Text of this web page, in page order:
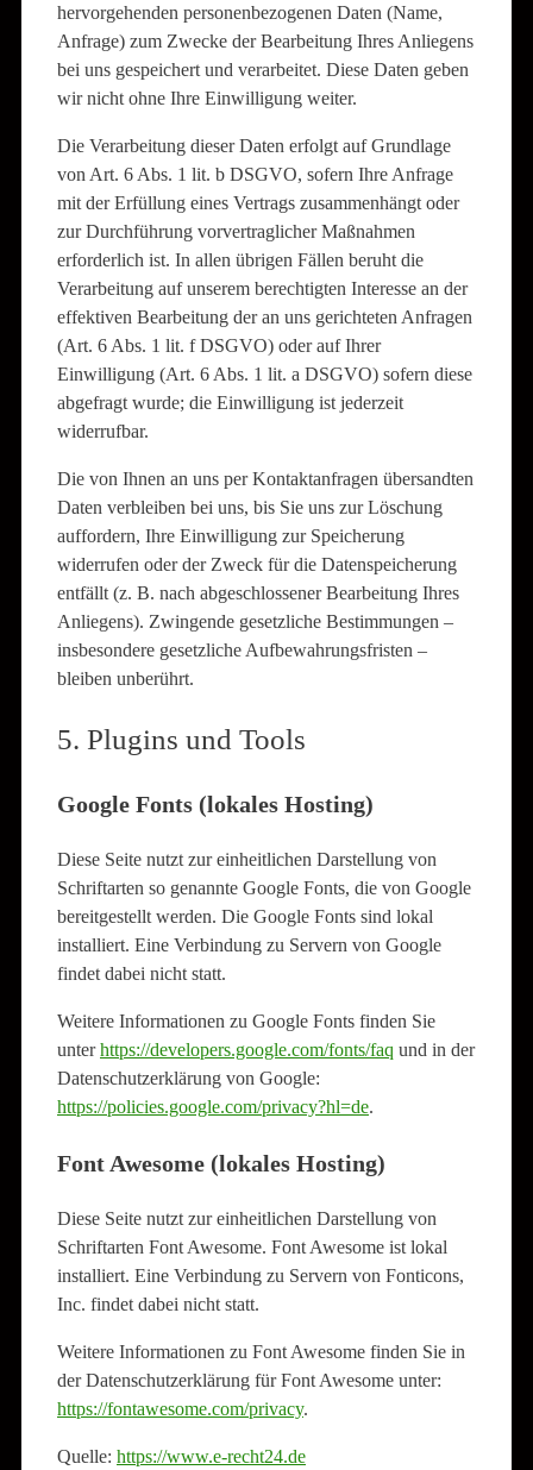
hervorgehenden personenbezogenen Daten (Name,
Anfrage) zum Zwecke der Bearbeitung Ihres Anliegens
bei uns gespeichert und verarbeitet. Diese Daten geben
wir nicht ohne Ihre Einwilligung weiter.
Die Verarbeitung dieser Daten erfolgt auf Grundlage
von Art. 6 Abs. 1 lit. b DSGVO, sofern Ihre Anfrage
mit der Erfüllung eines Vertrags zusammenhängt oder
zur Durchführung vorvertraglicher Maßnahmen
erforderlich ist. In allen übrigen Fällen beruht die
Verarbeitung auf unserem berechtigten Interesse an der
effektiven Bearbeitung der an uns gerichteten Anfragen
(Art. 6 Abs. 1 lit. f DSGVO) oder auf Ihrer
Einwilligung (Art. 6 Abs. 1 lit. a DSGVO) sofern diese
abgefragt wurde; die Einwilligung ist jederzeit
widerrufbar.
Die von Ihnen an uns per Kontaktanfragen übersandten
Daten verbleiben bei uns, bis Sie uns zur Löschung
auffordern, Ihre Einwilligung zur Speicherung
widerrufen oder der Zweck für die Datenspeicherung
entfällt (z. B. nach abgeschlossener Bearbeitung Ihres
Anliegens). Zwingende gesetzliche Bestimmungen –
insbesondere gesetzliche Aufbewahrungsfristen –
bleiben unberührt.
5. Plugins und Tools
Google Fonts (lokales Hosting)
Diese Seite nutzt zur einheitlichen Darstellung von
Schriftarten so genannte Google Fonts, die von Google
bereitgestellt werden. Die Google Fonts sind lokal
installiert. Eine Verbindung zu Servern von Google
findet dabei nicht statt.
Weitere Informationen zu Google Fonts finden Sie
unterhttps://developers.google.com/fonts/faq und in der
Datenschutzerklärung von Google:
https://policies.google.com/privacy?hl=de.
Font Awesome (lokales Hosting)
Diese Seite nutzt zur einheitlichen Darstellung von
Schriftarten Font Awesome. Font Awesome ist lokal
installiert. Eine Verbindung zu Servern von Fonticons,
Inc. findet dabei nicht statt.
Weitere Informationen zu Font Awesome finden Sie in
der Datenschutzerklärung für Font Awesome unter:
https://fontawesome.com/privacy.
Quelle: https://www.e-recht24.de